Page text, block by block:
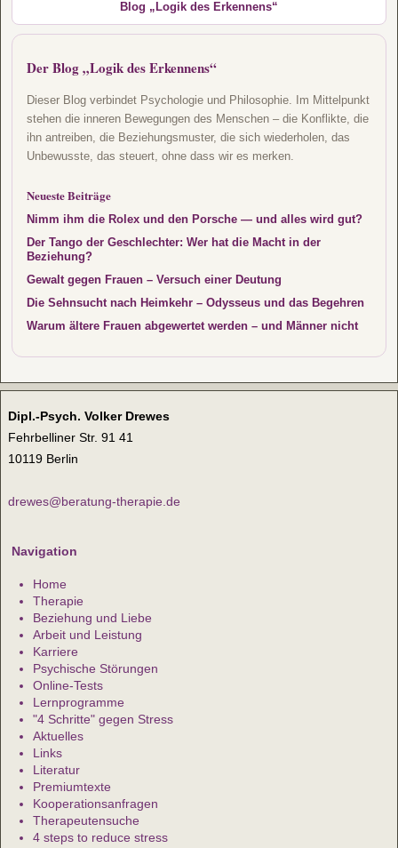
Blog „Logik des Erkennens“
Der Blog „Logik des Erkennens“
Dieser Blog verbindet Psychologie und Philosophie. Im Mittelpunkt
stehen die inneren Bewegungen des Menschen – die Konflikte, die
ihn antreiben, die Beziehungsmuster, die sich wiederholen, das
Unbewusste, das steuert, ohne dass wir es merken.
Neueste Beiträge
Nimm ihm die Rolex und den Porsche — und alles wird gut?
Der Tango der Geschlechter: Wer hat die Macht in der
Beziehung?
Gewalt gegen Frauen – Versuch einer Deutung
Die Sehnsucht nach Heimkehr – Odysseus und das Begehren
Warum ältere Frauen abgewertet werden – und Männer nicht
Dipl.-Psych. Volker Drewes
Fehrbelliner Str. 91 41
10119 Berlin
drewes@beratung-therapie.de
Navigation
Home
Therapie
Beziehung und Liebe
Arbeit und Leistung
Karriere
Psychische Störungen
Online-Tests
Lernprogramme
"4 Schritte" gegen Stress
Aktuelles
Links
Literatur
Premiumtexte
Kooperationsanfragen
Therapeutensuche
4 steps to reduce stress